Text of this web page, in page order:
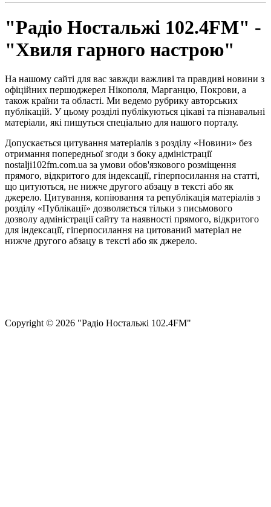
"Радіо Ностальжі 102.4FM" -
"Хвиля гарного настрою"
На нашому сайті для вас завжди важливі та правдиві новини з
офіційних першоджерел Нікополя, Марганцю, Покрови, а
також країни та області. Ми ведемо рубрику авторських
публікацій. У цьому розділі публікуються цікаві та пізнавальні
матеріали, які пишуться спеціально для нашого порталу.
Допускається цитування матеріалів з розділу «Новини» без
отримання попередньої згоди з боку адміністрації
nostalji102fm.com.ua за умови обов'язкового розміщення
прямого, відкритого для індексації, гіперпосилання на статті,
що цитуються, не нижче другого абзацу в тексті або як
джерело. Цитування, копіювання та републікація матеріалів з
розділу «Публікації» дозволяється тільки з письмового
дозволу адміністрації сайту та наявності прямого, відкритого
для індексації, гіперпосилання на цитований матеріал не
нижче другого абзацу в тексті або як джерело.
Сopyright © 2026 "Радіо Ностальжі 102.4FM"